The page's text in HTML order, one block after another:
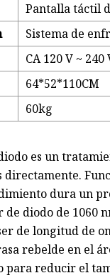
Pantalla táctil
Sistema de
CA 120 V ~ 240
64*52*110CM
60kg
es un
directamente.
dura un
de diodo de
de longitud de
rebelde en el
reducir el